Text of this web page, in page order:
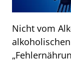
Nicht vom